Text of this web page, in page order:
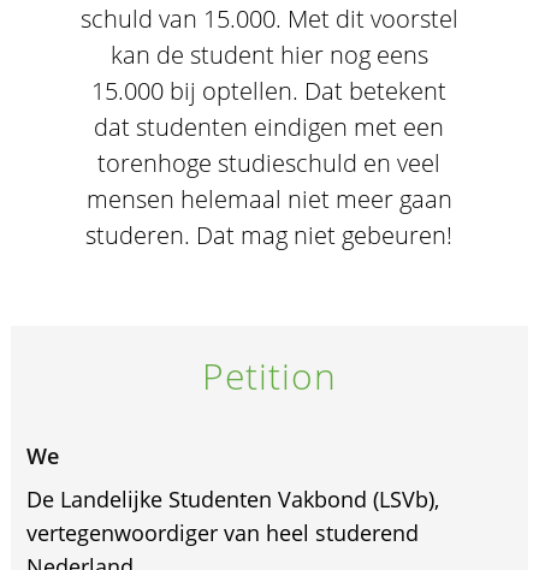
schuld van 15.000. Met dit voorstel
kan de student hier nog eens
15.000 bij optellen. Dat betekent
dat studenten eindigen met een
torenhoge studieschuld en veel
mensen helemaal niet meer gaan
studeren. Dat mag niet gebeuren!
Petition
We
De Landelijke Studenten Vakbond (LSVb),
vertegenwoordiger van heel studerend